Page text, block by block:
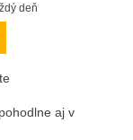
deň
aj v